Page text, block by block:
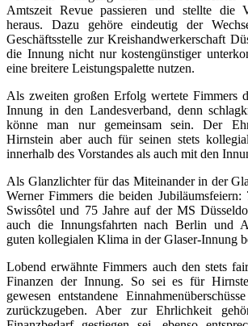
Amtszeit Revue passieren und stellte die
heraus. Dazu gehöre eindeutig der
Geschäftsstelle zur Kreishandwerkerschaft
die Innung nicht nur kostengünstiger
eine breitere Leistungspalette nutzen.
Als zweiten großen Erfolg wertete Fimmers
Innung in den Landesverband, denn
könne man nur gemeinsam sein. Der
Hirnstein aber auch für seinen stets
innerhalb des Vorstandes als auch mit den
Als Glanzlichter für das Miteinander in der
Werner Fimmers die beiden Jubiläumsfeiern:
Swissôtel und 75 Jahre auf der MS
auch die Innungsfahrten nach Berlin und
guten kollegialen Klima in der Glaser-Innung
Lobend erwähnte Fimmers auch den stets
Finanzen der Innung. So sei es für
gewesen entstandene
zurückzugeben. Aber zur Ehrlichkeit